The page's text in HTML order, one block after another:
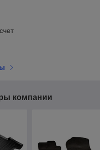
компании